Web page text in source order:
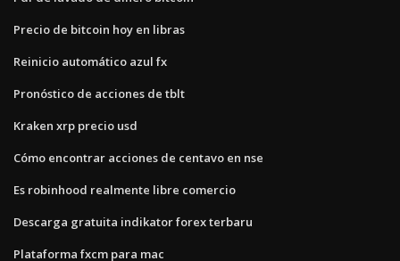
Precio de bitcoin hoy en libras
Reinicio automático azul fx
Pronóstico de acciones de tblt
Kraken xrp precio usd
Cómo encontrar acciones de centavo en nse
Es robinhood realmente libre comercio
Descarga gratuita indikator forex terbaru
Plataforma fxcm para mac